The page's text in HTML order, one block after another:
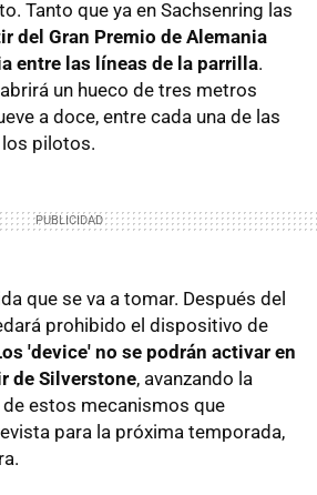
Tanto que ya en Sachsenring las
del Gran Premio de Alemania
entre las líneas de la parrilla.
un hueco de tres metros
a doce, entre cada una de las
pilotos.
que se va a tomar. Después del
prohibido el dispositivo de
'device' no se podrán activar en
de Silverstone, avanzando la
estos mecanismos que
para la próxima temporada,